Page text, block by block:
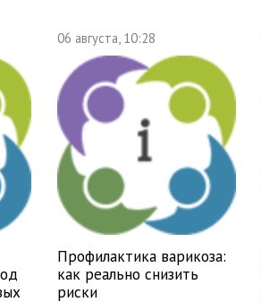
06 августа, 10:28
Профилактика варикоза:
как реально снизить
риски